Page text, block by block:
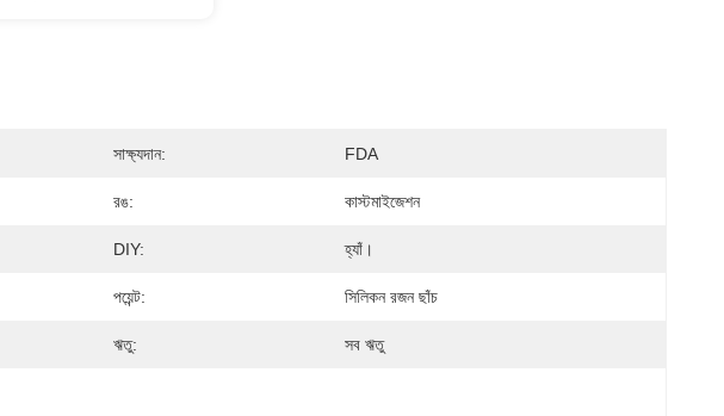
সাক্ষ্যদান: FDA
রঙ: কাস্টমাইজেশন
DIY: হ্যাঁ।
পয়েন্ট: সিলিকন রজন ছাঁচ
ঋতু: সব ঋতু